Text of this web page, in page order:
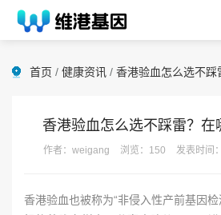
首页 / 健康资讯 / 香港验血怎么选不踩
香港验血怎么选不踩雷？在
作者：weigang 浏览：150 发表时间
香港验血也被称为“非侵入性产前基因